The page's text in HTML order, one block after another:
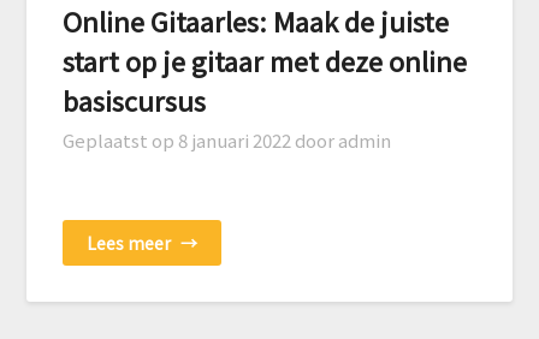
Online Gitaarles: Maak de juiste
start op je gitaar met deze online
basiscursus
Geplaatst op 8 januari 2022 door admin
Lees meer →